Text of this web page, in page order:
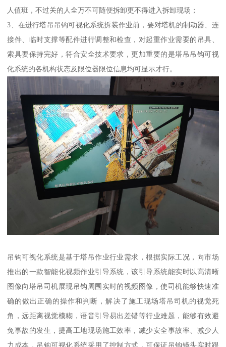
人值班，不过关的人全万不可随便拆卸更不得进入拆卸现场；
3、在进行塔吊吊钩可视化系统拆装作业前，要对塔机的制动器、连
接件、临时支撑等配件进行调整和检查，对起重作业需要的吊具、
索具要保持完好，符合安全技术要求，更加重要的是塔吊吊钩可视
化系统的各机构状态及限位器限位信息均可显示才行。
吊钩可视化系统是基于塔吊作业行业需求，根据实际工况，向市场
推出的一款智能化视频作业引导系统，该引导系统能实时以高清晰
图像向塔吊司机展现吊钩周围实时的视频图像，使司机能够快速准
确的做出正确的操作和判断，解决了施工现场塔吊司机的视觉死
角，远距离视觉模糊，语音引导易出差错等行业难题，能够有效避
免事故的发生，提高工地现场施工效率，减少安全事故率、减少人
力成本，吊钩可视化系统采用了控制方式，可保证吊钩镜头实时跟